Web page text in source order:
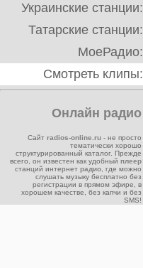
Украинские станции:
Татарские станции:
МоеРадио:
Смотреть клипы:
Онлайн радио
Сайт radios-online.ru - не просто
тематически хорошо
структурированный каталог. Прежде
всего, он известен как удобный плеер
станций интернет радио , где можно
слушать музыку бесплатно без
регистрации в прямом эфире, в
хорошем качестве, без капчи и без
SMS!